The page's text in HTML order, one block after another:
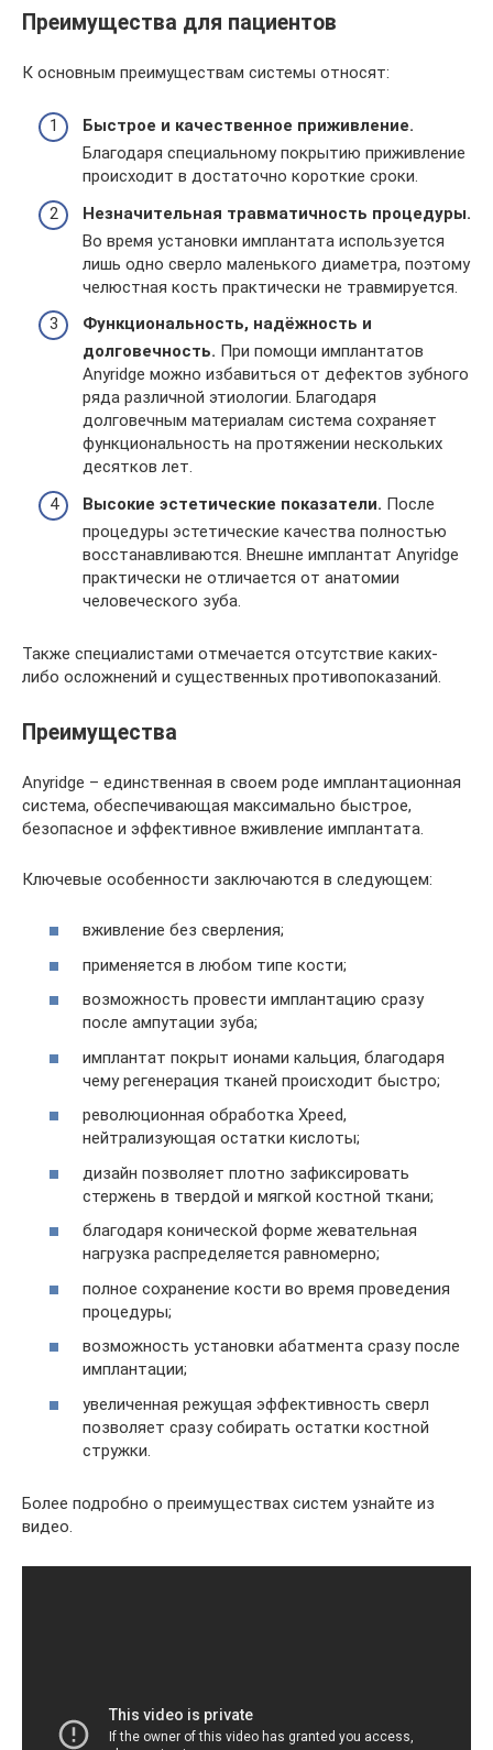
Преимущества для пациентов
К основным преимуществам системы относят:
Быстрое и качественное приживление.
Благодаря специальному покрытию приживление
происходит в достаточно короткие сроки.
Незначительная травматичность процедуры.
Во время установки имплантата используется
лишь одно сверло маленького диаметра, поэтому
челюстная кость практически не травмируется.
Функциональность, надёжность и
долговечность. При помощи имплантатов
Anyridge можно избавиться от дефектов зубного
ряда различной этиологии. Благодаря
долговечным материалам система сохраняет
функциональность на протяжении нескольких
десятков лет.
Высокие эстетические показатели. После
процедуры эстетические качества полностью
восстанавливаются. Внешне имплантат Anyridge
практически не отличается от анатомии
человеческого зуба.
Также специалистами отмечается отсутствие каких-
либо осложнений и существенных противопоказаний.
Преимущества
Anyridge – единственная в своем роде имплантационная
система, обеспечивающая максимально быстрое,
безопасное и эффективное вживление имплантата.
Ключевые особенности заключаются в следующем:
вживление без сверления;
применяется в любом типе кости;
возможность провести имплантацию сразу
после ампутации зуба;
имплантат покрыт ионами кальция, благодаря
чему регенерация тканей происходит быстро;
революционная обработка Xpeed,
нейтрализующая остатки кислоты;
дизайн позволяет плотно зафиксировать
стержень в твердой и мягкой костной ткани;
благодаря конической форме жевательная
нагрузка распределяется равномерно;
полное сохранение кости во время проведения
процедуры;
возможность установки абатмента сразу после
имплантации;
увеличенная режущая эффективность сверл
позволяет сразу собирать остатки костной
стружки.
Более подробно о преимуществах систем узнайте из
видео.